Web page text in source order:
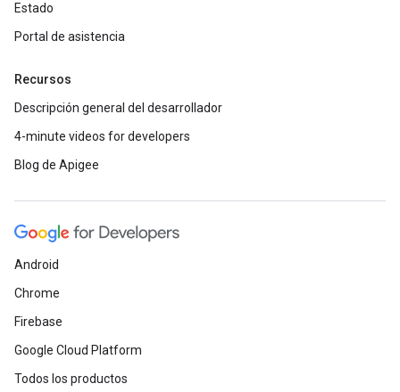
Estado
Portal de asistencia
Recursos
Descripción general del desarrollador
4-minute videos for developers
Blog de Apigee
Android
Chrome
Firebase
Google Cloud Platform
Todos los productos